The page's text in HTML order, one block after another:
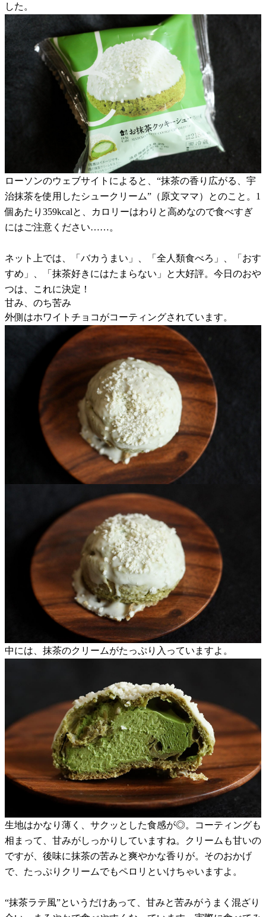
した。
ローソンのウェブサイトによると、“抹茶の香り広がる、宇
治抹茶を使用したシュークリーム”（原文ママ）とのこと。1
個あたり359kcalと、カロリーはわりと高めなので食べすぎ
にはご注意ください……。
ネット上では、「バカうまい」、「全人類食べろ」、「おす
すめ」、「抹茶好きにはたまらない」と大好評。今日のおや
つは、これに決定！
甘み、のち苦み
外側はホワイトチョコがコーティングされています。
中には、抹茶のクリームがたっぷり入っていますよ。
生地はかなり薄く、サクッとした食感が◎。コーティングも
相まって、甘みがしっかりしていますね。クリームも甘いの
ですが、後味に抹茶の苦みと爽やかな香りが。そのおかげ
で、たっぷりクリームでもペロリといけちゃいますよ。
“抹茶ラテ風”というだけあって、甘みと苦みがうまく混ざり